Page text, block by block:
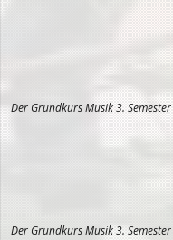
Der Grundkurs Musik 3. Semester
Der Grundkurs Musik 3. Semester